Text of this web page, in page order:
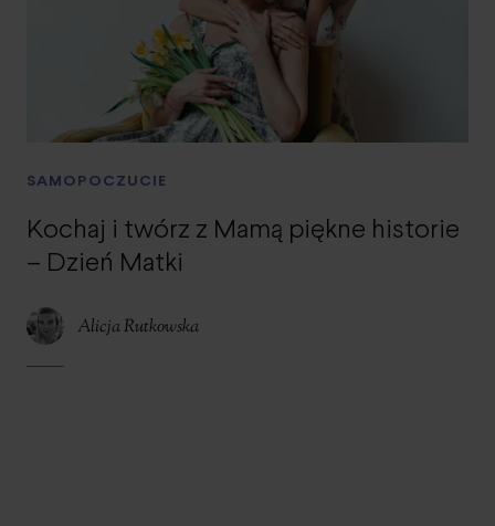
SAMOPOCZUCIE
Kochaj i twórz z Mamą piękne historie
– Dzień Matki
Alicja Rutkowska